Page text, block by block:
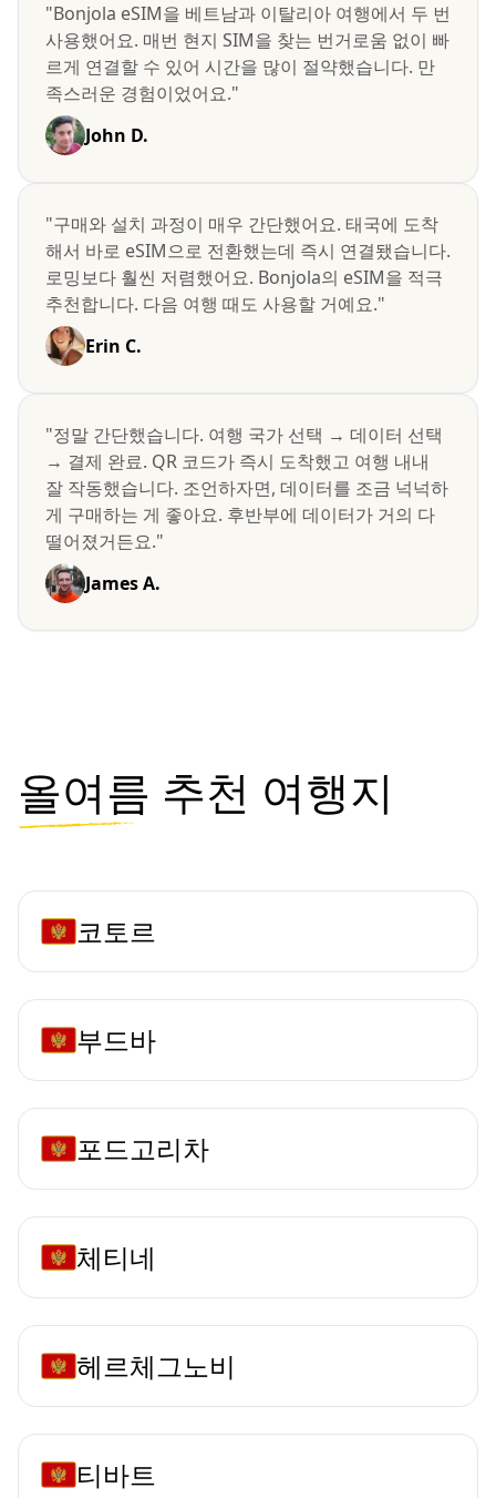
"Bonjola eSIM을 베트남과 이탈리아 여행에서 두 번
사용했어요. 매번 현지 SIM을 찾는 번거로움 없이 빠
르게 연결할 수 있어 시간을 많이 절약했습니다. 만
족스러운 경험이었어요."
John D.
"구매와 설치 과정이 매우 간단했어요. 태국에 도착
해서 바로 eSIM으로 전환했는데 즉시 연결됐습니다.
로밍보다 훨씬 저렴했어요. Bonjola의 eSIM을 적극
추천합니다. 다음 여행 때도 사용할 거예요."
Erin C.
"정말 간단했습니다. 여행 국가 선택 → 데이터 선택
→ 결제 완료. QR 코드가 즉시 도착했고 여행 내내
잘 작동했습니다. 조언하자면, 데이터를 조금 넉넉하
게 구매하는 게 좋아요. 후반부에 데이터가 거의 다
떨어졌거든요."
James A.
올여름 추천 여행지
코토르
부드바
포드고리차
체티네
헤르체그노비
티바트